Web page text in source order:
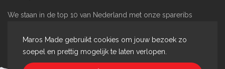
We staan in de top 10 van Nederland met onze spareribs
Bourgondisch genieten begint bij Maros Made!
Maros Made gebruikt cookies om jouw bezoek zo
soepel en prettig mogelijk te laten verlopen.